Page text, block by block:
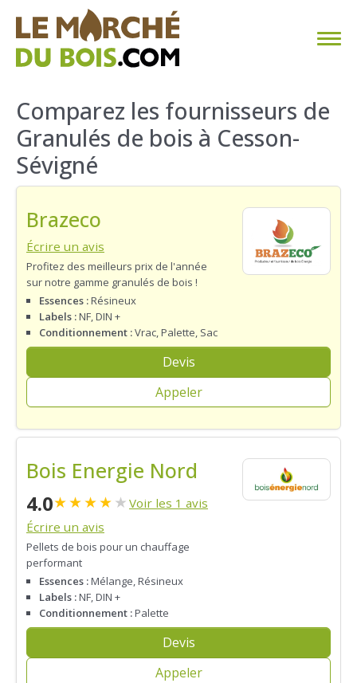
CHAUFFAGE AU BOIS
FAQ
CALCULER SA CONSOMMATION
TROUVER SON FOURNISSEUR
BLOG
ESPACE PRO
Comparez les fournisseurs de
Granulés de bois à Cesson-
Sévigné
Brazeco
Écrire un avis
Profitez des meilleurs prix de l'année
sur notre gamme granulés de bois !
Essences :Résineux
Labels :NF, DIN +
Conditionnement :Vrac, Palette, Sac
Devis
Appeler
Bois Energie Nord
4.0★★★★★ Voir les 1 avis
Écrire un avis
Pellets de bois pour un chauffage
performant
Essences :Mélange, Résineux
Labels :NF, DIN +
Conditionnement :Palette
Devis
Appeler